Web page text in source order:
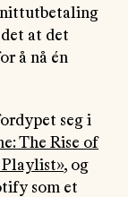
at det
å nå én
seg i
The Rise of
, og
som et